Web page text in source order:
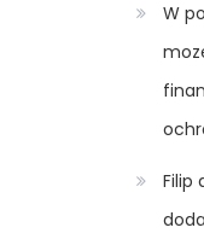
W
Filip